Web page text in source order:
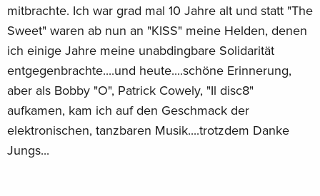
mitbrachte. Ich war grad mal 10 Jahre alt und statt "The
Sweet" waren ab nun an "KISS" meine Helden, denen
ich einige Jahre meine unabdingbare Solidarität
entgegenbrachte....und heute....schöne Erinnerung,
aber als Bobby "O", Patrick Cowely, "Il disc8"
aufkamen, kam ich auf den Geschmack der
elektronischen, tanzbaren Musik....trotzdem Danke
Jungs...